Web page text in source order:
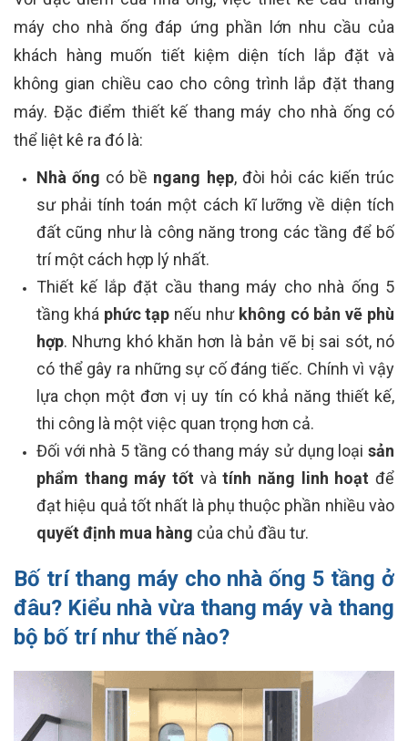
máy cho nhà ống đáp ứng phần lớn nhu cầu của
khách hàng muốn tiết kiệm diện tích lắp đặt và
không gian chiều cao cho công trình lắp đặt thang
máy. Đặc điểm thiết kế thang máy cho nhà ống có
thể liệt kê ra đó là:
Nhà ống có bề ngang hẹp, đòi hỏi các kiến trúc
sư phải tính toán một cách kĩ lưỡng về diện tích
đất cũng như là công năng trong các tầng để bố
trí một cách hợp lý nhất.
Thiết kế lắp đặt cầu thang máy cho nhà ống 5
tầng khá phức tạp nếu như không có bản vẽ phù
hợp. Nhưng khó khăn hơn là bản vẽ bị sai sót, nó
có thể gây ra những sự cố đáng tiếc. Chính vì vậy
lựa chọn một đơn vị uy tín có khả năng thiết kế,
thi công là một việc quan trọng hơn cả.
Đối với nhà 5 tầng có thang máy sử dụng loại sản
phẩm thang máy tốt vàtính năng linh hoạt để
đạt hiệu quả tốt nhất là phụ thuộc phần nhiều vào
quyết định mua hàng của chủ đầu tư.
Bố trí thang máy cho nhà ống 5 tầng ở
đâu? Kiểu nhà vừa thang máy và thang
bộ bố trí như thế nào?